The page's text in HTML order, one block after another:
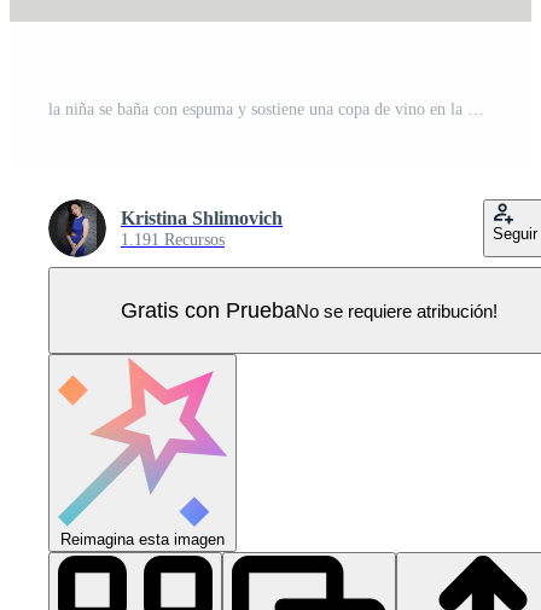
la niña se baña con espuma y sostiene una copa de vino en la mano. rodeado de macetas con plantas. una mujer se relaja en el baño. cuarto de baño Vector Pro
Kristina Shlimovich
1.191 Recursos Seguir
Gratis con PruebaNo se requiere atribución!
Reimagina esta imagen